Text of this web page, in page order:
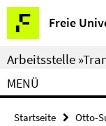
Springe
direkt
zu
Inhalt
Freie
Service-
Navigation
Arbeitsstelle
MENÜ
Startseite
Otto-